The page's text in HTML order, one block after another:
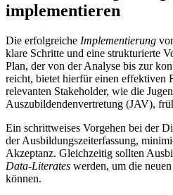
implementieren
Die erfolgreiche Implementierung
klare Schritte und eine strukturierte
Plan, der von der Analyse bis zur
reicht, bietet hierfür einen effektiven
relevanten Stakeholder, wie die
Auszubildendenvertretung (JAV),
Ein schrittweises Vorgehen bei der
der Ausbildungszeiterfassung,
Akzeptanz. Gleichzeitig sollten
Data-Literates werden, um die
können.